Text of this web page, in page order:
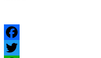
Facebook